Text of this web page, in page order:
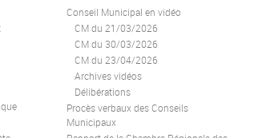
Conseil Municipal en vidéo
CM du 21/03/2026
CM du 30/03/2026
CM du 23/04/2026
Archives vidéos
Délibérations
Procès verbaux des Conseils
Municipaux